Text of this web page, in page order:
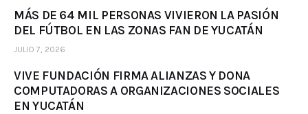
MÁS DE 64 MIL PERSONAS VIVIERON LA PASIÓN
DEL FÚTBOL EN LAS ZONAS FAN DE YUCATÁN
JULIO 7, 2026
VIVE FUNDACIÓN FIRMA ALIANZAS Y DONA
COMPUTADORAS A ORGANIZACIONES SOCIALES
EN YUCATÁN